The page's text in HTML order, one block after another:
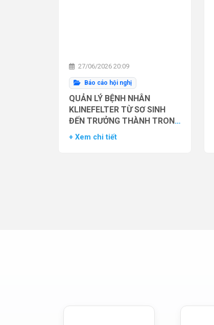
27/06/2026 20:09
Báo cáo hội nghị
QUẢN LÝ BỆNH NHÂN
KLINEFELTER TỪ SƠ SINH
ĐẾN TRƯỞNG THÀNH TRONG
THỰC HÀNH HỖ TRỢ SINH
+ Xem chi tiết